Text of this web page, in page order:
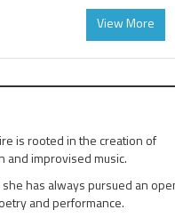
View More
is rooted in the creation of
improvised music.
has always pursued an
and performance.